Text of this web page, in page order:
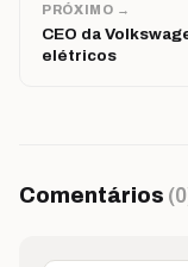
PRÓXIMO →
CEO da
elétricos
Comentários